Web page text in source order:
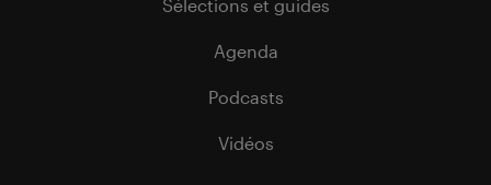
Sélections et guides
Agenda
Podcasts
Vidéos